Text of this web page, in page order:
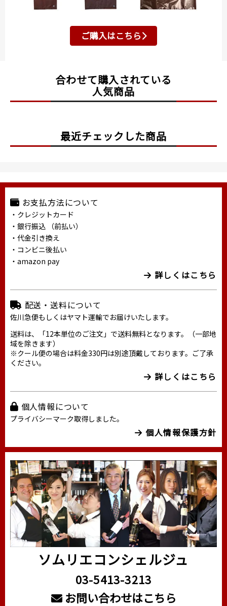
ご購入はこちら
合わせて購入されている
人気商品
最近チェックした商品
お支払方法について
・クレジットカード
・銀行振込 （前払い）
・代金引き換え
・コンビニ後払い
・amazon pay
詳しくはこちら
配送・送料について
佐川急便もしくはヤマト運輸でお届けいたします。
送料は、「12本単位のご注文」で送料無料となります。（一部地
域を除きます）
※クール便の場合は料金330円は別途頂戴しております。ご了承
ください。
詳しくはこちら
個人情報について
プライバシーマーク取得しました。
個人情報保護方針
ソムリエコンシェルジュ
03-5413-3213
お問い合わせはこちら